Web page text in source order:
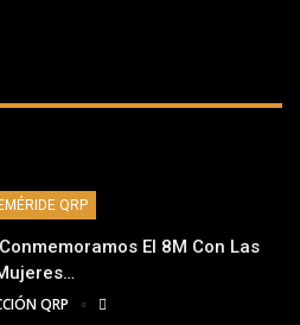
QRP
El 8M Con Las
QRP